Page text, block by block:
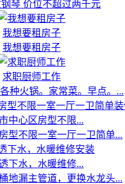
琴 价位不超过两千元
我想要租房子
我想要租房子
求职厨师工作
种火锅。家常菜。早点。...
中心区房型不限...
型不限一室一厅一卫简单...
下水，水暖维修...
地漏主管道，更换水龙头...